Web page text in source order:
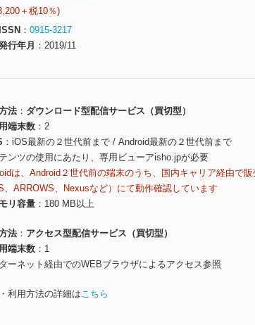
＋税10％)
0915-3217
行年月
2019/11
法
ダウンロード型配信サービス（買切型）
端末数
2
iOS最新の２世代前まで / Android最新の２世代前まで
ンツの使用にあたり、専用ビューアisho.jpが必要
は、Android２世代前の端末のうち、国内キャリア経由で販
、ARROWS、Nexusなど）にて動作確認しています
リ容量
180 MB以上
法
アクセス型配信サービス（買切型）
端末数
1
ーネット経由でのWEBブラウザによるアクセス参照
利用方法の詳細はこちら